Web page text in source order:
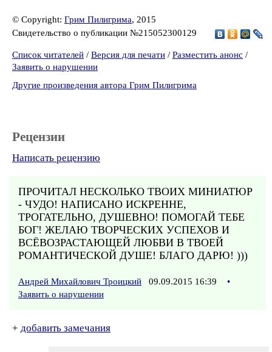
© Copyright: Грим Пилигрима, 2015
Свидетельство о публикации №215052300129
Список читателей / Версия для печати / Разместить анонс /
Заявить о нарушении
Другие произведения автора Грим Пилигрима
Рецензии
Написать рецензию
ПРОЧИТАЛ НЕСКОЛЬКО ТВОИХ МИНИАТЮР
- ЧУДО! НАПИСАНО ИСКРЕННЕ,
ТРОГАТЕЛЬНО, ДУШЕВНО! ПОМОГАЙ ТЕБЕ
БОГ! ЖЕЛАЮ ТВОРЧЕСКИХ УСПЕХОВ И
ВСЁВОЗРАСТАЮЩЕЙ ЛЮБВИ В ТВОЕЙ
РОМАНТИЧЕСКОЙ ДУШЕ! БЛАГО ДАРЮ! )))
Андрей Михайлович Троицкий 09.09.2015 16:39
•
Заявить о нарушении
+ добавить замечания